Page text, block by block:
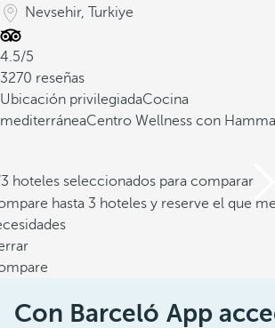
Nevsehir, Turkiye
4.5/5
3270 reseñas
Ubicación privilegiadaCocina
mediterráneaCentro Wellness con
hoteles seleccionados para comparar
hasta 3 hoteles y reserve el que
Con Barceló App